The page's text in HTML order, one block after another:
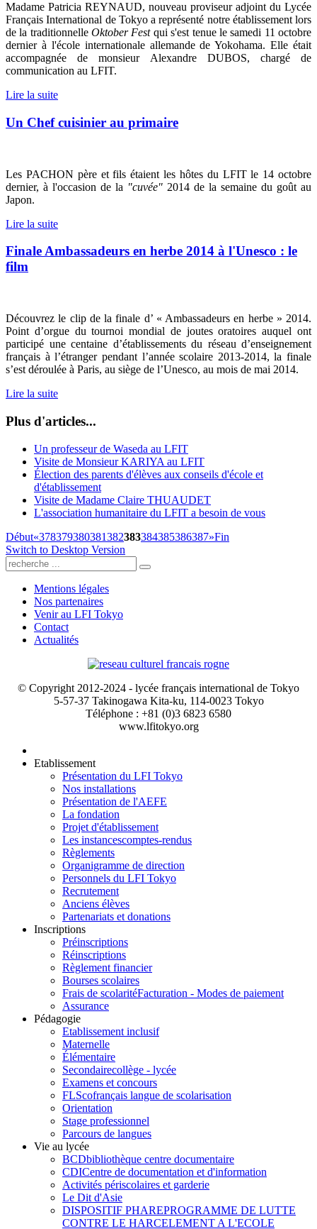
Madame Patricia REYNAUD, nouveau proviseur adjoint du Lycée
Français International de Tokyo a représenté notre établissement lors
de la traditionnelleOktober Festqui s'est tenue le samedi 11 octobre
dernier à l'école internationale allemande de Yokohama. Elle était
accompagnée de monsieur Alexandre DUBOS, chargé de
communication au LFIT.
Lire la suite
Un Chef cuisinier au primaire
Les PACHON père et fils étaient les hôtes du LFIT le 14 octobre
dernier, à l'occasion de la "cuvée" 2014 de la semaine du goût au
Japon.
Lire la suite
Finale Ambassadeurs en herbe 2014 à l'Unesco : le
film
Découvrez le clip de la finale d’ « Ambassadeurs en herbe » 2014.
Point d’orgue du tournoi mondial de joutes oratoires auquel ont
participé une centaine d’établissements du réseau d’enseignement
français à l’étranger pendant l’année scolaire 2013-2014, la finale
s’est déroulée à Paris, au siège de l’Unesco, au mois de mai 2014.
Lire la suite
Plus d'articles...
Un professeur de Waseda au LFIT
Visite de Monsieur KARIYA au LFIT
Élection des parents d'élèves aux conseils d'école et
d'établissement
Visite de Madame Claire THUAUDET
L'association humanitaire du LFIT a besoin de vous
Début«378379380381382383384385386387»Fin
Switch to Desktop Version
Mentions légales
Nos partenaires
Venir au LFI Tokyo
Contact
Actualités
© Copyright 2012-2024 - lycée français international de Tokyo
5-57-37 Takinogawa Kita-ku, 114-0023 Tokyo
Téléphone : +81 (0)3 6823 6580
www.lfitokyo.org
Etablissement
Présentation du LFI Tokyo
Nos installations
Présentation de l'AEFE
La fondation
Projet d'établissement
Les instancescomptes-rendus
Règlements
Organigramme de direction
Personnels du LFI Tokyo
Recrutement
Anciens élèves
Partenariats et donations
Inscriptions
Préinscriptions
Réinscriptions
Règlement financier
Bourses scolaires
Frais de scolaritéFacturation - Modes de paiement
Assurance
Pédagogie
Etablissement inclusif
Maternelle
Élémentaire
Secondairecollège - lycée
Examens et concours
FLScofrançais langue de scolarisation
Orientation
Stage professionnel
Parcours de langues
Vie au lycée
BCDbibliothèque centre documentaire
CDICentre de documentation et d'information
Activités périscolaires et garderie
Le Dit d'Asie
DISPOSITIF PHAREPROGRAMME DE LUTTE
CONTRE LE HARCELEMENT A L'ECOLE